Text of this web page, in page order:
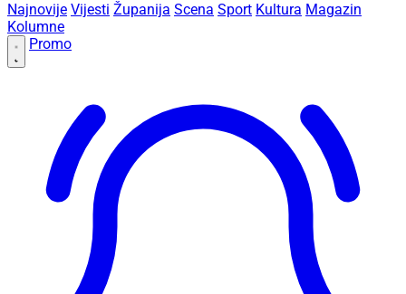
Najnovije Vijesti Županija Scena Sport Kultura Magazin
Kolumne
Promo